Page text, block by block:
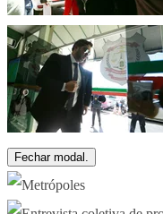
Fechar modal.